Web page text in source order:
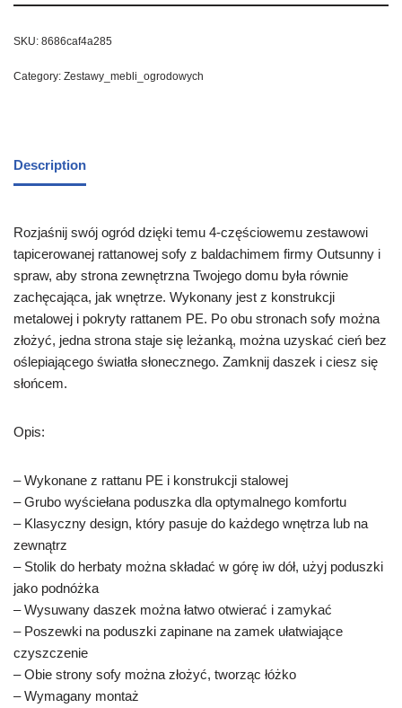
SKU: 8686caf4a285
Category: Zestawy_mebli_ogrodowych
Description
Rozjaśnij swój ogród dzięki temu 4-częściowemu zestawowi
tapicerowanej rattanowej sofy z baldachimem firmy Outsunny i
spraw, aby strona zewnętrzna Twojego domu była równie
zachęcająca, jak wnętrze. Wykonany jest z konstrukcji
metalowej i pokryty rattanem PE. Po obu stronach sofy można
złożyć, jedna strona staje się leżanką, można uzyskać cień bez
oślepiającego światła słonecznego. Zamknij daszek i ciesz się
słońcem.
Opis:
– Wykonane z rattanu PE i konstrukcji stalowej
– Grubo wyściełana poduszka dla optymalnego komfortu
– Klasyczny design, który pasuje do każdego wnętrza lub na
zewnątrz
– Stolik do herbaty można składać w górę iw dół, użyj poduszki
jako podnóżka
– Wysuwany daszek można łatwo otwierać i zamykać
– Poszewki na poduszki zapinane na zamek ułatwiające
czyszczenie
– Obie strony sofy można złożyć, tworząc łóżko
– Wymagany montaż